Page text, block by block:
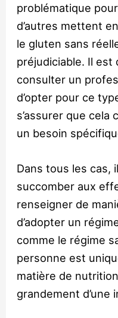
problématique
d’autres mettent
le gluten sans
préjudiciable. Il est
consulter un
d’opter pour ce
s’assurer que cela
un besoin
Dans tous les cas,
succomber aux
renseigner de
d’adopter un
comme le régime
personne est
matière de
grandement d’une